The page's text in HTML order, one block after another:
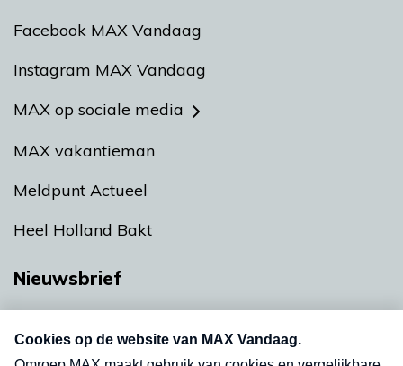
Facebook MAX Vandaag
Instagram MAX Vandaag
MAX op sociale media
MAX vakantieman
Meldpunt Actueel
Heel Holland Bakt
Nieuwsbrief
nieuwsbrief. Elke vrijdag- en dinsdagochtend in
uw mailbox.